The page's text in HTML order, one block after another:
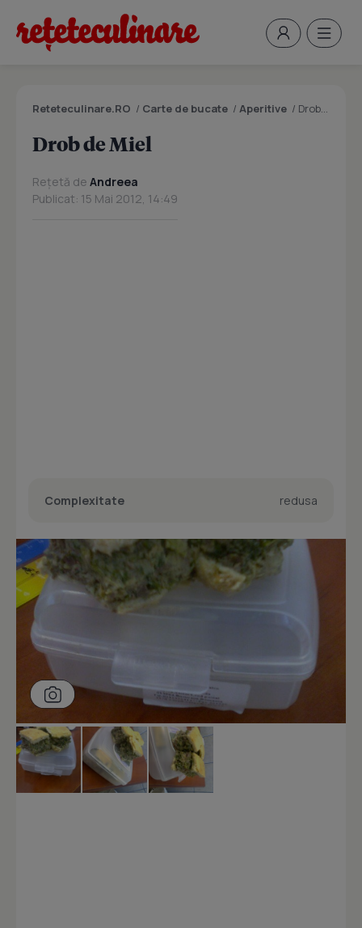
Reteteculinare.RO / Carte de bucate / Aperitive / Drob de Miel
Drob de Miel
Rețetă de Andreea
Publicat: 15 Mai 2012, 14:49
Complexitate redusa